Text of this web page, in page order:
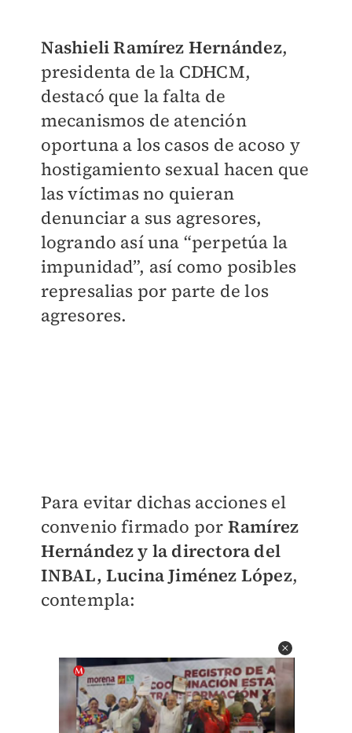
Nashieli Ramírez Hernández,
presidenta de la CDHCM,
destacó que la falta de
mecanismos de atención
oportuna a los casos de acoso y
hostigamiento sexual hacen que
las víctimas no quieran
denunciar a sus agresores,
logrando así una “perpetúa la
impunidad”, así como posibles
represalias por parte de los
agresores.
Para evitar dichas acciones el
convenio firmado por Ramírez
Hernández y la directora del
INBAL, Lucina Jiménez López,
contempla: